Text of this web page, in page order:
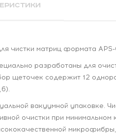
чистки матриц формата
разработаны для
щеточек содержит 12
вакуумной упаковке.
очистки при минимальном